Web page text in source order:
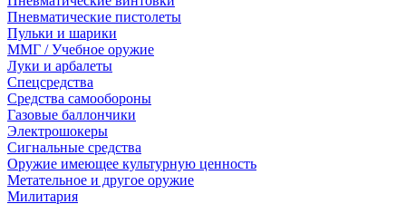
Пневматические пистолеты
Пульки и шарики
ММГ / Учебное оружие
Луки и арбалеты
Спецсредства
Средства самообороны
Газовые баллончики
Электрошокеры
Сигнальные средства
Оружие имеющее культурную ценность
Метательное и другое оружие
Милитария